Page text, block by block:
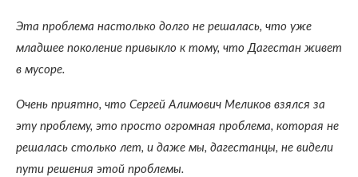
Эта проблема настолько долго не решалась, что уже
младшее поколение привыкло к тому, что Дагестан живет
в мусоре.
Очень приятно, что Сергей Алимович Меликов взялся за
эту проблему, это просто огромная проблема, которая не
решалась столько лет, и даже мы, дагестанцы, не видели
пути решения этой проблемы.